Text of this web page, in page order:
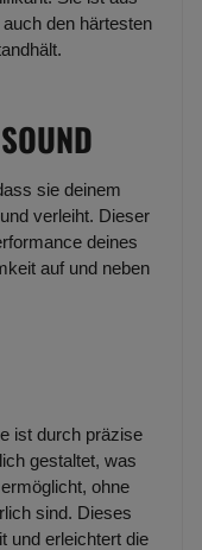
den härtesten
sie deinem
verleiht. Dieser
deines
auf und neben
ist durch präzise
gestaltet, was
ohne
sind. Dieses
und erleichtert die